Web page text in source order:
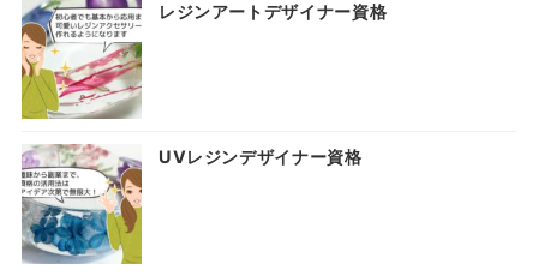
レジンアートデザイナー資格
UVレジンデザイナー資格